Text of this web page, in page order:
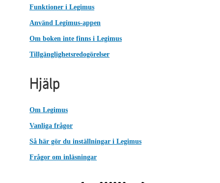
Funktioner i Legimus
Använd Legimus-appen
Om boken inte finns i Legimus
Tillgänglighetsredogörelser
Hjälp
Om Legimus
Vanliga frågor
Så här gör du inställningar i Legimus
Frågor om inläsningar